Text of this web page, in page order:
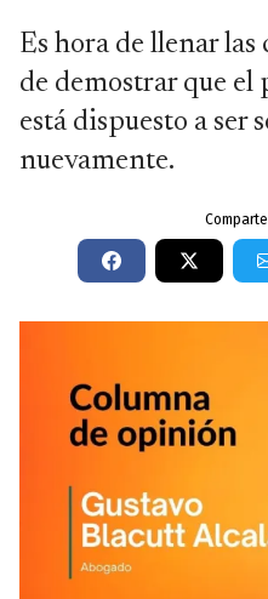
Es hora de llenar las
de demostrar que
está dispuesto a ser
nuevamente.